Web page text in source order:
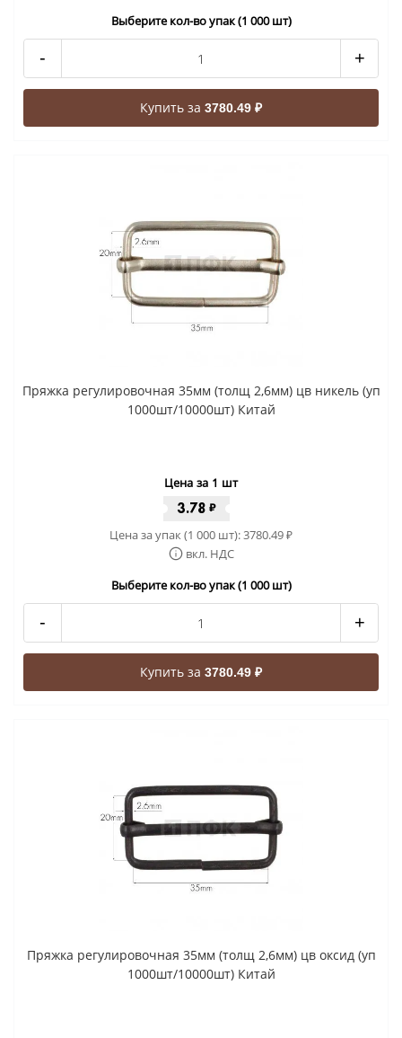
Выберите кол-во упак (1 000 шт)
- +
Купить за 3780.49 ₽
Пряжка регулировочная 35мм (толщ 2,6мм) цв никель (уп
1000шт/10000шт) Китай
Цена за 1 шт
3.78 ₽
Цена за упак (1 000 шт):3780.49₽
вкл. НДС
Выберите кол-во упак (1 000 шт)
- +
Купить за 3780.49 ₽
Пряжка регулировочная 35мм (толщ 2,6мм) цв оксид (уп
1000шт/10000шт) Китай